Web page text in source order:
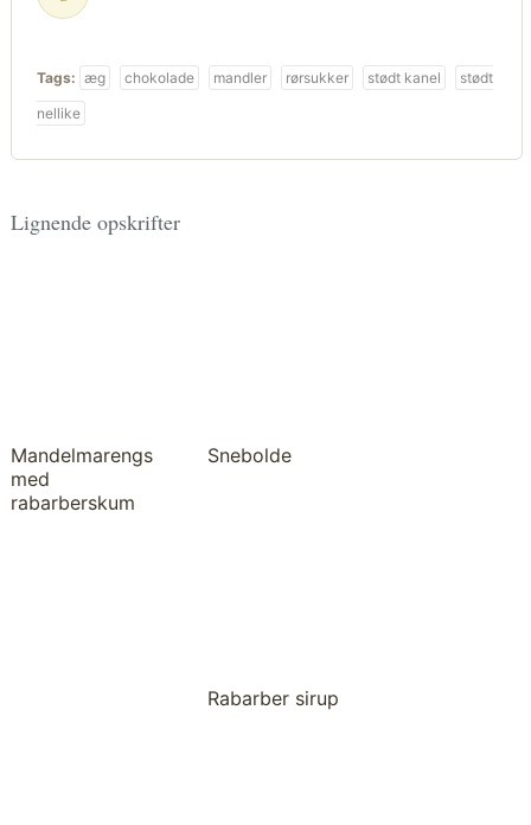
Tags: æg chokolade mandler rørsukker stødt kanel
stødt
nellike
Lignende opskrifter
Mandelmarengs
med
rabarberskum
Snebolde
Rabarber sirup